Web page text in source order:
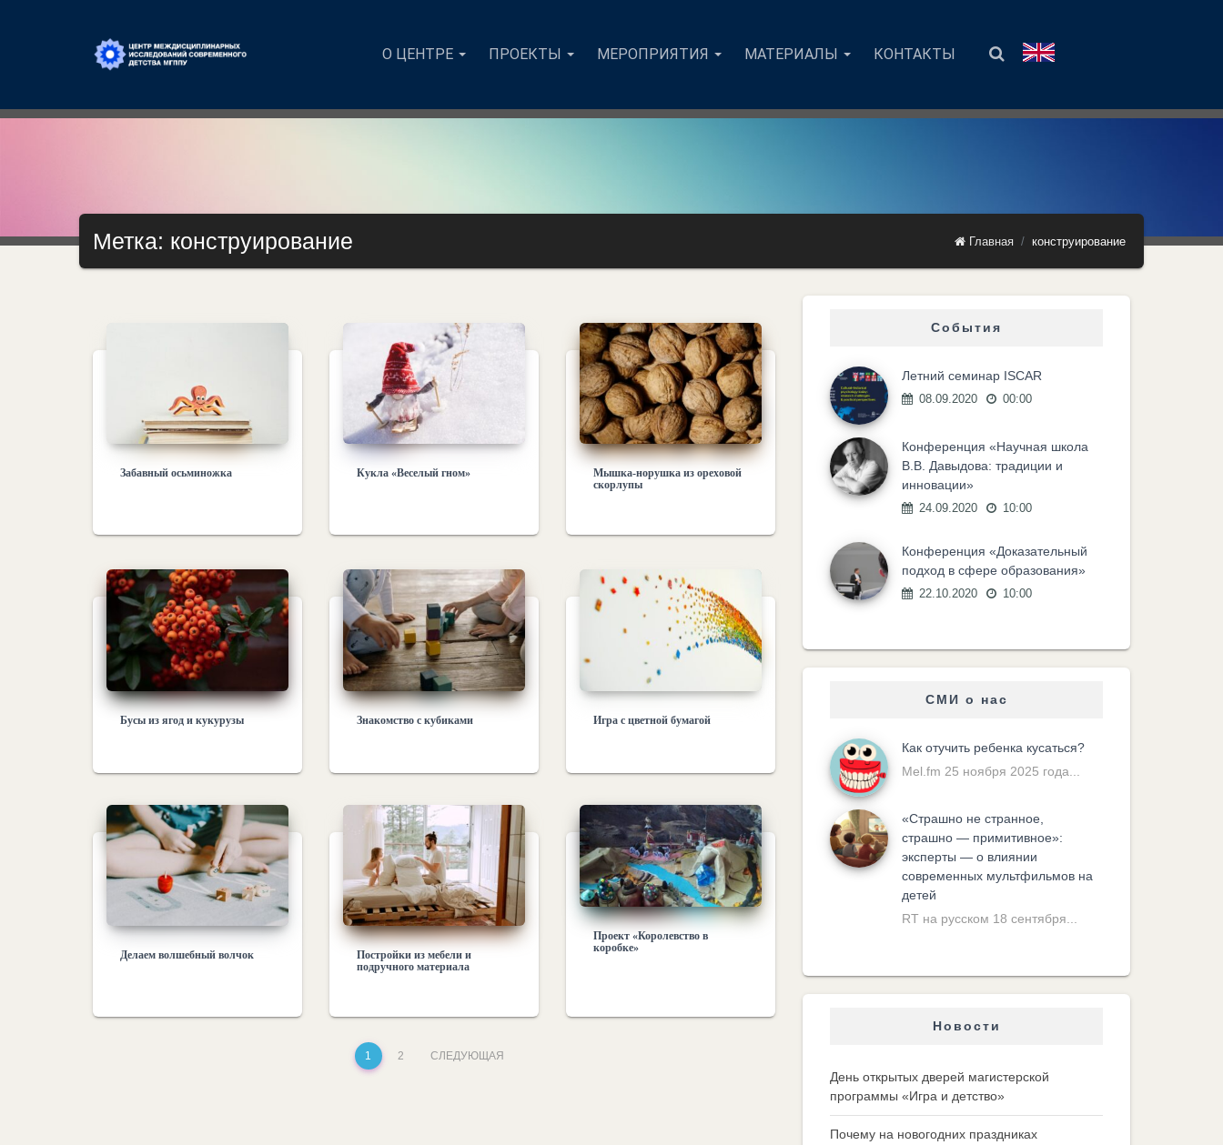
О ЦЕНТРЕ ПРОЕКТЫ МЕРОПРИЯТИЯ МАТЕРИАЛЫ КОНТАКТЫ
Метка: конструирование Главная конструирование
Забавный осьминожка Кукла «Веселый гном»
Мышка-норушка из ореховой
скорлупы
Бусы из ягод и кукурузы Знакомство с кубиками Игра с цветной бумагой
Делаем волшебный волчок
Постройки из мебели и
подручного материала
Проект «Королевство в
коробке»
1 2 СЛЕДУЮЩАЯ
События
Летний семинар ISCAR
08.09.2020 00:00
Конференция «Научная школа
В.В. Давыдова: традиции и
инновации»
24.09.2020 10:00
Конференция «Доказательный
подход в сфере образования»
22.10.2020 10:00
СМИ о нас
Как отучить ребенка кусаться?
Mel.fm 25 ноября 2025 года...
«Cтрашно не странное,
страшно — примитивное»:
эксперты — о влиянии
современных мультфильмов на
детей
RT на русском 18 сентября...
Новости
День открытых дверей магистерской
программы «Игра и детство»
Почему на новогодних праздниках